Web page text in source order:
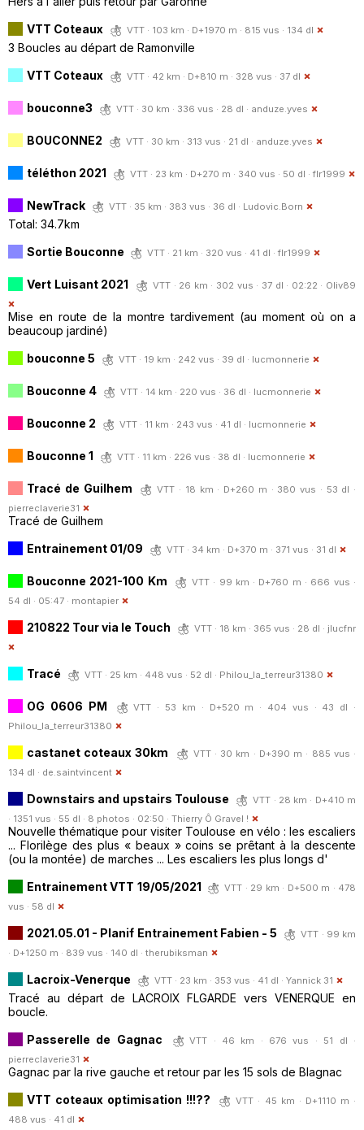
VTT Coteaux
VTT · 103 km · D+1970 m · 815 vus · 134 dl
3 Boucles au départ de Ramonville
VTT Coteaux
VTT · 42 km · D+810 m · 328 vus · 37 dl
bouconne3 VTT · 30 km · 336 vus · 28 dl · anduze.yves
BOUCONNE2 VTT · 30 km · 313 vus · 21 dl · anduze.yves
téléthon 2021 VTT · 23 km · D+270 m · 340 vus · 50 dl · flr1999
NewTrack VTT · 35 km · 383 vus · 36 dl · Ludovic.Born
Total: 34.7km
Sortie Bouconne
VTT · 21 km · 320 vus · 41 dl · flr1999
Vert Luisant 2021 VTT · 26 km · 302 vus · 37 dl · 02:22 · Oliv89
Mise en route de la montre tardivement (au moment où on a
beaucoup jardiné)
bouconne 5
VTT · 19 km · 242 vus · 39 dl · lucmonnerie
Bouconne 4 VTT · 14 km · 220 vus · 36 dl · lucmonnerie
Bouconne 2 VTT · 11 km · 243 vus · 41 dl · lucmonnerie
Bouconne 1 VTT · 11 km · 226 vus · 38 dl · lucmonnerie
Tracé de Guilhem
VTT · 18 km · D+260 m · 380 vus · 53 dl ·
pierreclaverie31
Tracé de Guilhem
Entrainement 01/09
VTT · 34 km · D+370 m · 371 vus · 31 dl
Bouconne 2021-100 Km
VTT · 99 km · D+760 m · 666 vus ·
54 dl · 05:47 · montapier
210822 Tour via le Touch VTT · 18 km · 365 vus · 28 dl · jlucfnr
Tracé VTT · 25 km · 448 vus · 52 dl · Philou_la_terreur31380
OG 0606 PM
VTT · 53 km · D+520 m · 404 vus · 43 dl ·
Philou_la_terreur31380
castanet coteaux 30km
VTT · 30 km · D+390 m · 885 vus ·
134 dl · de.saintvincent
Downstairs and upstairs Toulouse
VTT · 28 km · D+410 m
· 1351 vus · 55 dl · 8 photos · 02:50 · Thierry Ô Gravel !
Nouvelle thématique pour visiter Toulouse en vélo : les escaliers
... Florilège des plus « beaux » coins se prêtant à la descente
(ou la montée) de marches ... Les escaliers les plus longs d'
Entrainement VTT 19/05/2021
VTT · 29 km · D+500 m · 478
vus · 58 dl
2021.05.01 - Planif Entrainement Fabien - 5
VTT · 99 km
· D+1250 m · 839 vus · 140 dl · therubiksman
Lacroix-Venerque VTT · 23 km · 353 vus · 41 dl · Yannick 31
Tracé au départ de LACROIX FLGARDE vers VENERQUE en
boucle.
Passerelle de Gagnac
VTT · 46 km · 676 vus · 51 dl ·
pierreclaverie31
Gagnac par la rive gauche et retour par les 15 sols de Blagnac
VTT coteaux optimisation !!!??
VTT · 45 km · D+1110 m ·
488 vus · 41 dl